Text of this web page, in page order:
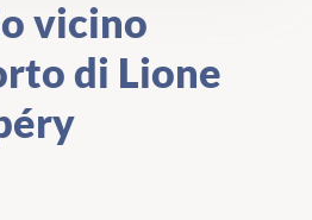
vicino
di Lione